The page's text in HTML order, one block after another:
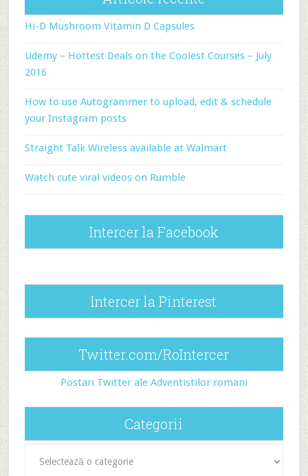
Hi-D Mushroom Vitamin D Capsules
Udemy – Hottest Deals on the Coolest Courses – July
2016
How to use Autogrammer to upload, edit & schedule
your Instagram posts
Straight Talk Wireless available at Walmart
Watch cute viral videos on Rumble
Intercer la Facebook
Intercer la Pinterest
Twitter.com/RoIntercer
Postari Twitter ale Adventistilor romani
Categorii